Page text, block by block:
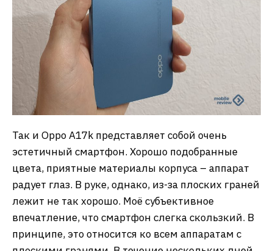
Так и Oppo A17k представляет собой очень
эстетичный смартфон. Хорошо подобранные
цвета, приятные материалы корпуса – аппарат
радует глаз. В руке, однако, из-за плоских граней
лежит не так хорошо. Моё субъективное
впечатление, что смартфон слегка скользкий. В
принципе, это относится ко всем аппаратам с